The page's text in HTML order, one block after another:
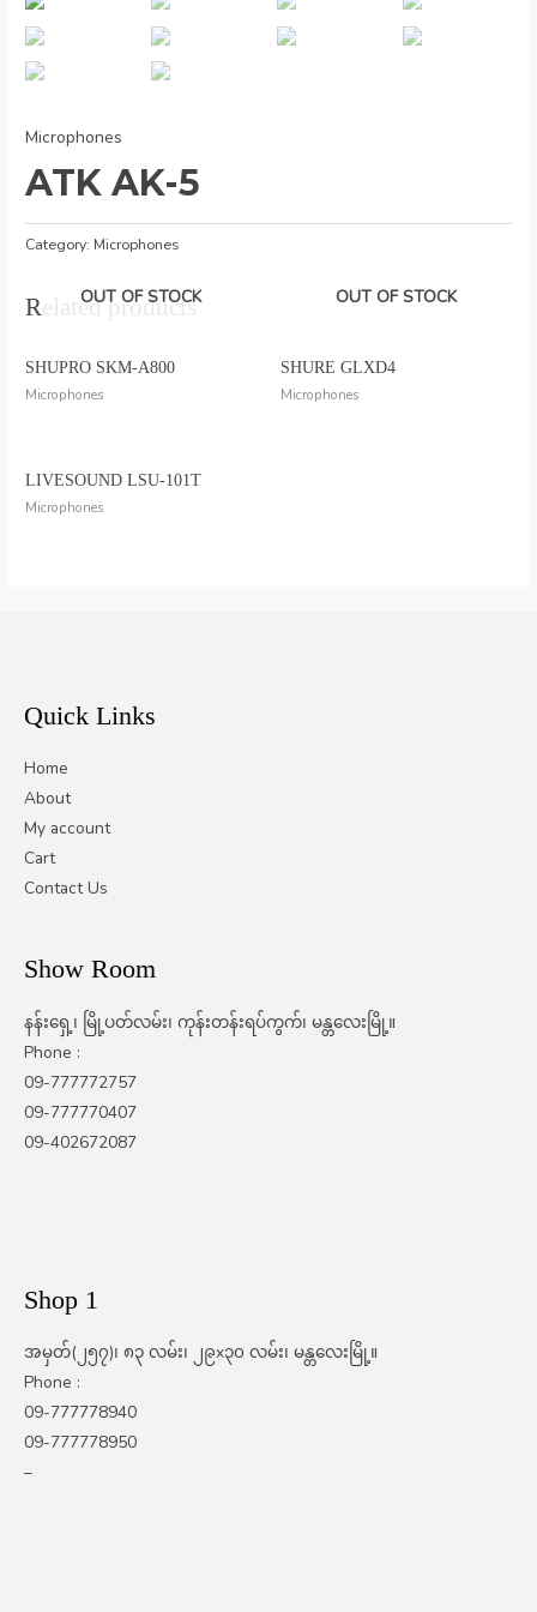
Microphones
ATK AK-5
Category: Microphones
Related products
OUT OF STOCK
SHUPRO SKM-A800
Microphones
OUT OF STOCK
SHURE GLXD4
Microphones
LIVESOUND LSU-101T
Microphones
Quick Links
Home
About
My account
Cart
Contact Us
Show Room
နန်းရှေ့၊ မြို့ပတ်လမ်း၊ ကုန်းတန်းရပ်ကွက်၊ မန္တလေးမြို့။
Phone :
09-777772757
09-777770407
09-402672087
Shop 1
အမှတ်(၂၅၇)၊ ၈၃ လမ်း၊ ၂၉x၃၀ လမ်း၊ မန္တလေးမြို့။
Phone :
09-777778940
09-777778950
–